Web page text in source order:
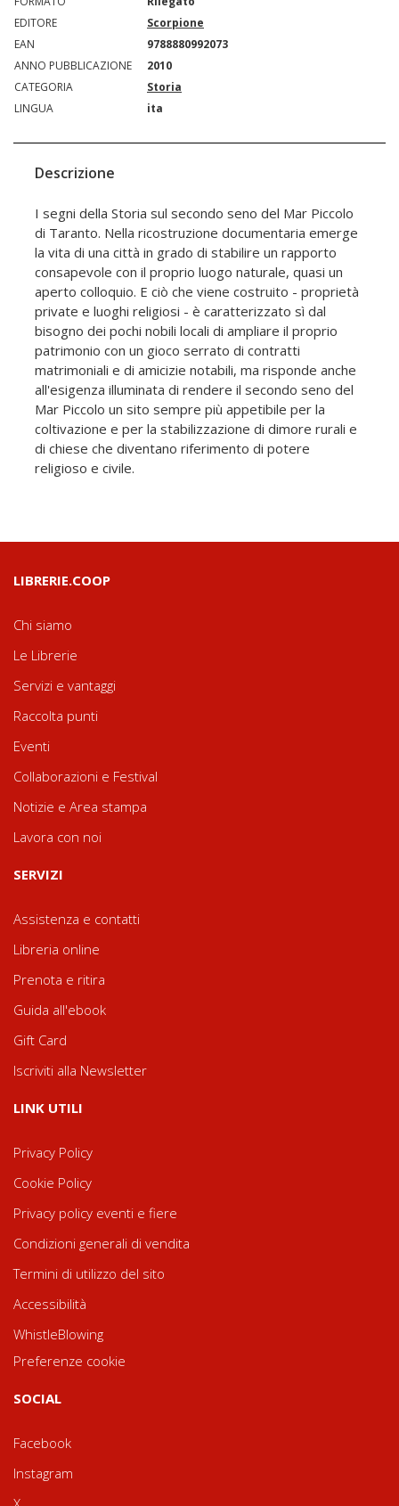
EDITORE
Scorpione
EAN
9788880992073
ANNO PUBBLICAZIONE
2010
CATEGORIA
Storia
LINGUA
ita
Descrizione
I segni della Storia sul secondo seno del Mar Piccolo
di Taranto. Nella ricostruzione documentaria emerge
la vita di una città in grado di stabilire un rapporto
consapevole con il proprio luogo naturale, quasi un
aperto colloquio. E ciò che viene costruito - proprietà
private e luoghi religiosi - è caratterizzato sì dal
bisogno dei pochi nobili locali di ampliare il proprio
patrimonio con un gioco serrato di contratti
matrimoniali e di amicizie notabili, ma risponde anche
all'esigenza illuminata di rendere il secondo seno del
Mar Piccolo un sito sempre più appetibile per la
coltivazione e per la stabilizzazione di dimore rurali e
di chiese che diventano riferimento di potere
religioso e civile.
LIBRERIE.COOP
Chi siamo
Le Librerie
Servizi e vantaggi
Raccolta punti
Eventi
Collaborazioni e Festival
Notizie e Area stampa
Lavora con noi
SERVIZI
Assistenza e contatti
Libreria online
Prenota e ritira
Guida all'ebook
Gift Card
Iscriviti alla Newsletter
LINK UTILI
Privacy Policy
Cookie Policy
Privacy policy eventi e fiere
Condizioni generali di vendita
Termini di utilizzo del sito
Accessibilità
WhistleBlowing
Preferenze cookie
SOCIAL
Facebook
Instagram